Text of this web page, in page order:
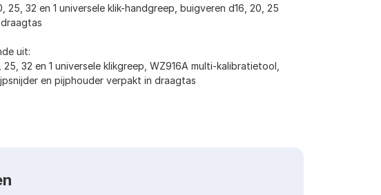
25, 32 en 1 universele klik-handgreep, buigveren d16, 20, 25
uit:
32 en 1 universele klikgreep, WZ916A multi-kalibratietool,
en pijphouder verpakt in draagtas